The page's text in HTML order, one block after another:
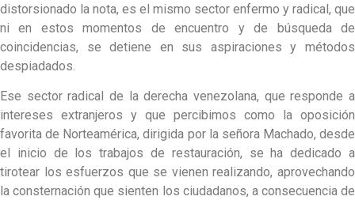
distorsionado la nota, es el mismo sector enfermo y radical, que
ni en estos momentos de encuentro y de búsqueda de
coincidencias, se detiene en sus aspiraciones y métodos
despiadados.
Ese sector radical de la derecha venezolana, que responde a
intereses extranjeros y que percibimos como la oposición
favorita de Norteamérica, dirigida por la señora Machado, desde
el inicio de los trabajos de restauración, se ha dedicado a
tirotear los esfuerzos que se vienen realizando, aprovechando
la consternación que sienten los ciudadanos, a consecuencia de